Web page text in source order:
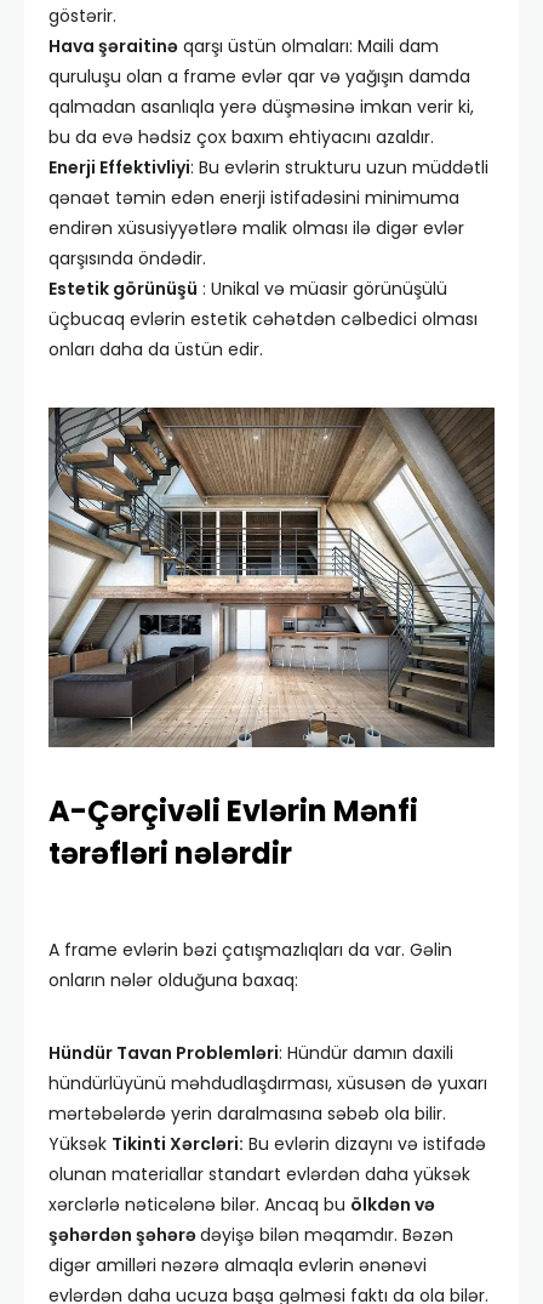
göstərir.
Hava şəraitinə qarşı üstün olmaları: Maili dam
quruluşu olan a frame evlər qar və yağışın damda
qalmadan asanlıqla yerə düşməsinə imkan verir ki,
bu da evə hədsiz çox baxım ehtiyacını azaldır.
Enerji Effektivliyi: Bu evlərin strukturu uzun müddətli
qənaət təmin edən enerji istifadəsini minimuma
endirən xüsusiyyətlərə malik olması ilə digər evlər
qarşısında öndədir.
Estetik görünüşü : Unikal və müasir görünüşülü
üçbucaq evlərin estetik cəhətdən cəlbedici olması
onları daha da üstün edir.
A-Çərçivəli Evlərin Mənfi
tərəfləri nələrdir
A frame evlərin bəzi çatışmazlıqları da var. Gəlin
onların nələr olduğuna baxaq:
Hündür Tavan Problemləri: Hündür damın daxili
hündürlüyünü məhdudlaşdırması, xüsusən də yuxarı
mərtəbələrdə yerin daralmasına səbəb ola bilir.
Yüksək Tikinti Xərcləri: Bu evlərin dizaynı və istifadə
olunan materiallar standart evlərdən daha yüksək
xərclərlə nəticələnə bilər. Ancaq bu ölkdən və
şəhərdən şəhərədəyişə bilən məqamdır. Bəzən
digər amilləri nəzərə almaqla evlərin ənənəvi
evlərdən daha ucuza başa gəlməsi faktı da ola bilər.